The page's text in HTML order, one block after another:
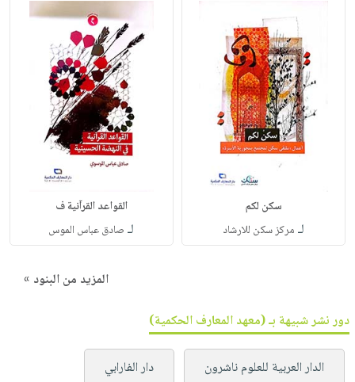
سكن لكم
لـ مركز سكن للارشاد
القواعد القرآنية ف
لـ صادق عباس الموس
المزيد من البنود »
دور نشر شبيهة بـ (معهد المعارف الحكمية)
الدار العربية للعلوم ناشرون دار الفارابي